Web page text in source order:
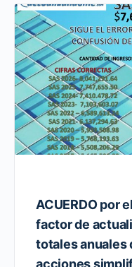
ACUERDO por
factor de
totales anuales
acciones